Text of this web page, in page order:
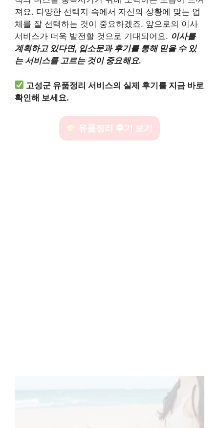
져요. 다양한 선택지 속에서 자신의 상황에 맞는 업
체를 잘 선택하는 것이 중요하겠죠. 앞으로의 이사
서비스가 더욱 발전할 것으로 기대되어요. 이사를
계획하고 있다면, 입소문과 후기를 통해 믿을 수 있
는 서비스를 고르는 것이 중요해요.
고성군 유품정리 서비스의 실제 후기를 지금 바로
확인해 보세요.
유품정리 후기 보기